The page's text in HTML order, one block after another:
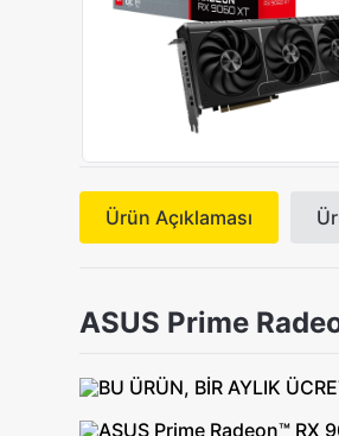
Ürün Açıklaması
ASUS Prime